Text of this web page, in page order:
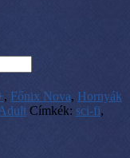
, Főnix Nova, Hornyák
Címkék: sci-fi,